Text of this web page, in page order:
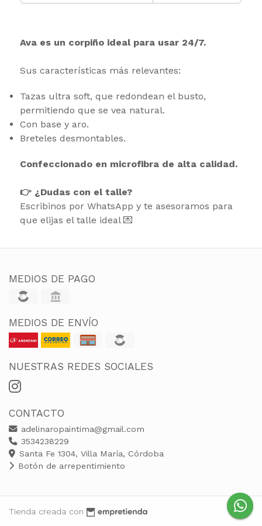
Ava es un corpiño ideal para usar 24/7.
Sus características más relevantes:
Tazas ultra soft, que redondean el busto,
permitiendo que se vea natural.
Con base y aro.
Breteles desmontables.
Confeccionado en microfibra de alta calidad.
👉 ¿Dudas con el talle?
Escribinos por WhatsApp y te asesoramos para
que elijas el talle ideal 💌
MEDIOS DE PAGO
MEDIOS DE ENVÍO
NUESTRAS REDES SOCIALES
CONTACTO
adelinaropaintima@gmail.com
3534238229
Santa Fe 1304, Villa María, Córdoba
Botón de arrepentimiento
Tienda creada con